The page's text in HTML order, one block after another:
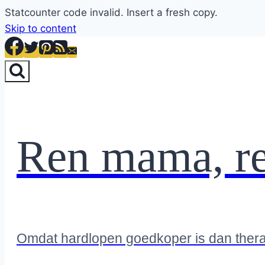
Statcounter code invalid. Insert a fresh copy.
Skip to content
Ren mama,
Omdat hardlopen goedkoper is dan